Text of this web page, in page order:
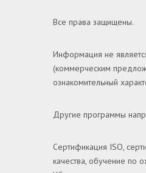
Все права защищены.
Информация не
(коммерческим
ознакомительный
Другие программы
Сертификация ISO,
качества, обучение по